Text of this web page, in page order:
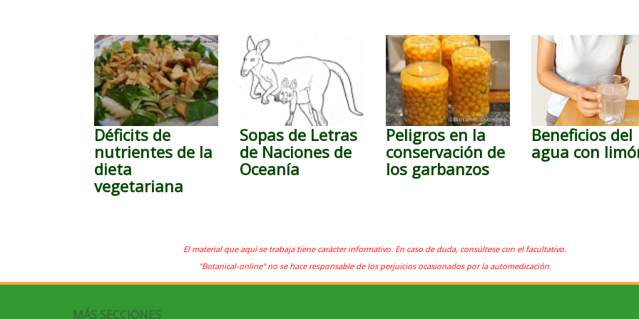
Déficits de
nutrientes de la
dieta
vegetariana
Sopas de Letras
de Naciones de
Oceanía
Peligros en la
conservación de
los garbanzos
Beneficios del
agua con
El material que aquí se trabaja tiene carácter informativo. En caso de duda, consúltese con el facultativo.
"Botanical-online" no se hace responsable de los perjuicios ocasionados por la automedicación.
MÁS SECCIONES